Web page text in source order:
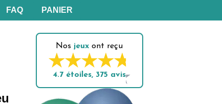
FAQ PANIER
Nos jeux ont reçu
4.7 étoiles, 375 avis